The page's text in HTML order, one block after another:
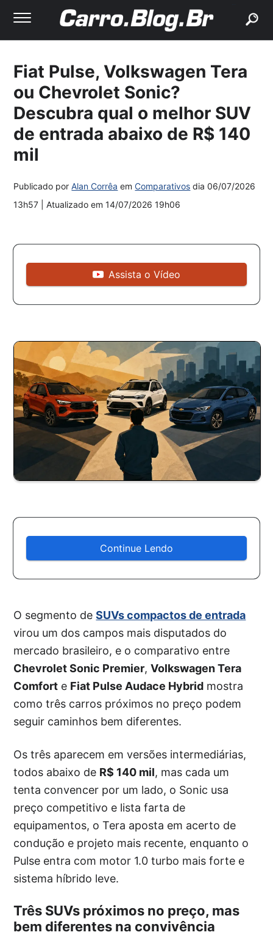
Fiat Pulse, Volkswagen Tera
ou Chevrolet Sonic?
Descubra qual o melhor SUV
de entrada abaixo de R$ 140
mil
Publicado porAlan Corrêa emComparativos dia06/07/2026
13h57
| Atualizado em14/07/2026 19h06
Assista o Vídeo
Continue Lendo
O segmento deSUVs compactos de entrada
virou um dos campos mais disputados do
mercado brasileiro, e o comparativo entre
Chevrolet Sonic Premier,Volkswagen Tera
Comfort e Fiat Pulse Audace Hybrid mostra
como três carros próximos no preço podem
seguir caminhos bem diferentes.
Os três aparecem em versões intermediárias,
todos abaixo de R$ 140 mil, mas cada um
tenta convencer por um lado, o Sonic usa
preço competitivo e lista farta de
equipamentos, o Tera aposta em acerto de
condução e projeto mais recente, enquanto o
Pulse entra com motor 1.0 turbo mais forte e
sistema híbrido leve.
Três SUVs próximos no preço, mas
bem diferentes na convivência